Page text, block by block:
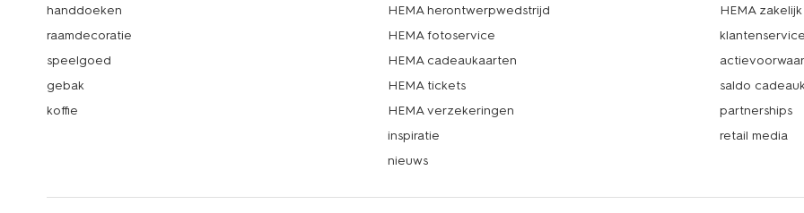
handdoeken
raamdecoratie
speelgoed
gebak
koffie
HEMA herontwerpwedstrijd
HEMA fotoservice
HEMA cadeaukaarten
HEMA tickets
HEMA verzekeringen
inspiratie
nieuws
HEMA zakelijk
klantenservice
saldo
partnerships
retail media